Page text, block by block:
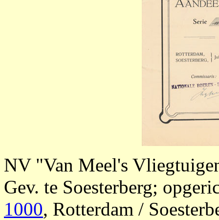
NV "Van Meel's
Gev. te Soesterberg;
1000, Rotterdam /